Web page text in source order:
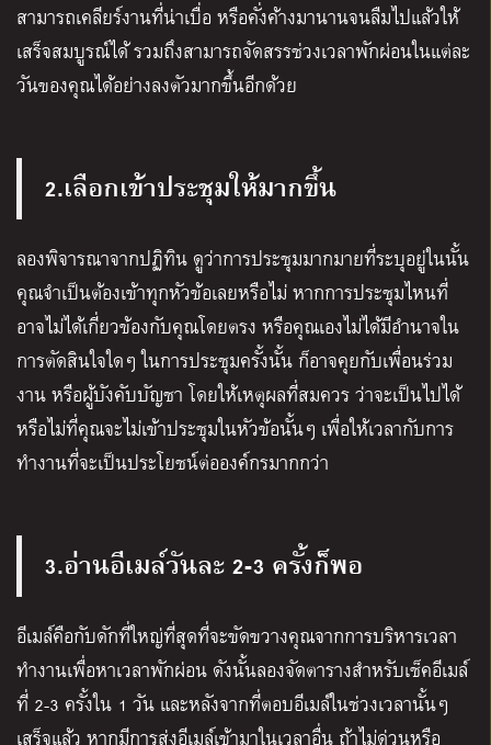
สามารถเคลียร์งานที่น่าเบื่อ หรือคั่งค้างมานานจนลืมไปแล้วให้
เสร็จสมบูรณ์ได้ รวมถึงสามารถจัดสรรช่วงเวลาพักผ่อนในแต่ละ
วันของคุณได้อย่างลงตัวมากขึ้นอีกด้วย
2.เลือกเข้าประชุมให้มากขึ้น
ลองพิจารณาจากปฏิทิน ดูว่าการประชุมมากมายที่ระบุอยู่ในนั้น
คุณจำเป็นต้องเข้าทุกหัวข้อเลยหรือไม่ หากการประชุมไหนที่
อาจไม่ได้เกี่ยวข้องกับคุณโดยตรง หรือคุณเองไม่ได้มีอำนาจใน
การตัดสินใจใดๆ ในการประชุมครั้งนั้น ก็อาจคุยกับเพื่อนร่วม
งาน หรือผู้บังคับบัญชา โดยให้เหตุผลที่สมควร ว่าจะเป็นไปได้
หรือไม่ที่คุณจะไม่เข้าประชุมในหัวข้อนั้นๆ เพื่อให้เวลากับการ
ทำงานที่จะเป็นประโยชน์ต่อองค์กรมากกว่า
3.อ่านอีเมล์วันละ 2-3 ครั้งก็พอ
อีเมล์คือกับดักที่ใหญ่ที่สุดที่จะขัดขวางคุณจากการบริหารเวลา
ทำงานเพื่อหาเวลาพักผ่อน ดังนั้นลองจัดตารางสำหรับเช็คอีเมล์
ที่ 2-3 ครั้งใน 1 วัน และหลังจากที่ตอบอีเมล์ในช่วงเวลานั้นๆ
เสร็จแล้ว หากมีการส่งอีเมล์เข้ามาในเวลาอื่น ถ้าไม่ด่วนหรือ